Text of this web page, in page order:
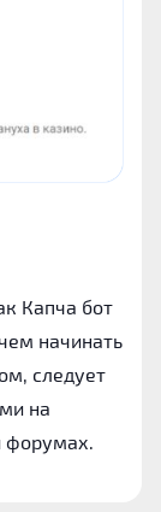
Капча бот
начинать
следует
на
форумах.